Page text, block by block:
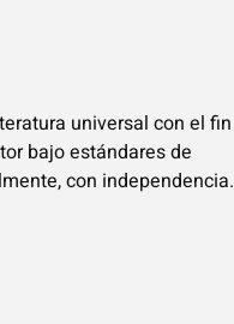
universal con el fin
bajo estándares de
con independencia.